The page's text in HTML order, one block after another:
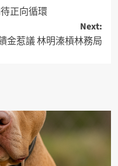
正向循環
Next:
金惹議 林明溱槓林務局